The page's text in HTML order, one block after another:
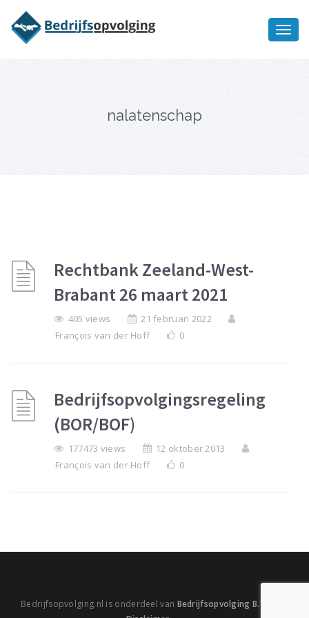
nalatenschap
Rechtbank Zeeland-West-
Brabant 26 maart 2021
405 views
21 februari 2022
François van der Hoff
0
Bedrijfsopvolgingsregeling
(BOR/BOF)
177473 views
12 oktober 2013
François van der Hoff
0
Bedrijfsopvolging.nl is onderdeel van Bedrijfsopvolging B.V.
bedrijfsopvolging voor fiscaal
juridisch advies
Ik wil meer informatie